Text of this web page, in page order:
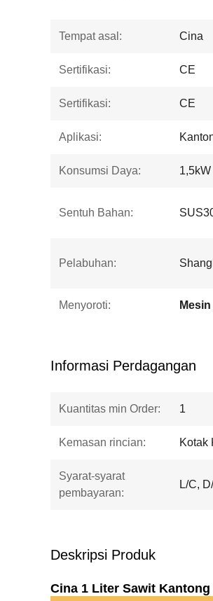
Tempat asal: Cina
Sertifikasi: CE
Sertifikasi: CE
Aplikasi:
Konsumsi Daya: 1,5kW
Sentuh Bahan:
Pelabuhan:
Menyoroti:
Informasi Perdagangan
Kuantitas min Order: 1
Kemasan rincian: Kotak
Syarat-syarat
pembayaran:
L/C,
Deskripsi Produk
Cina 1 Liter Sawit